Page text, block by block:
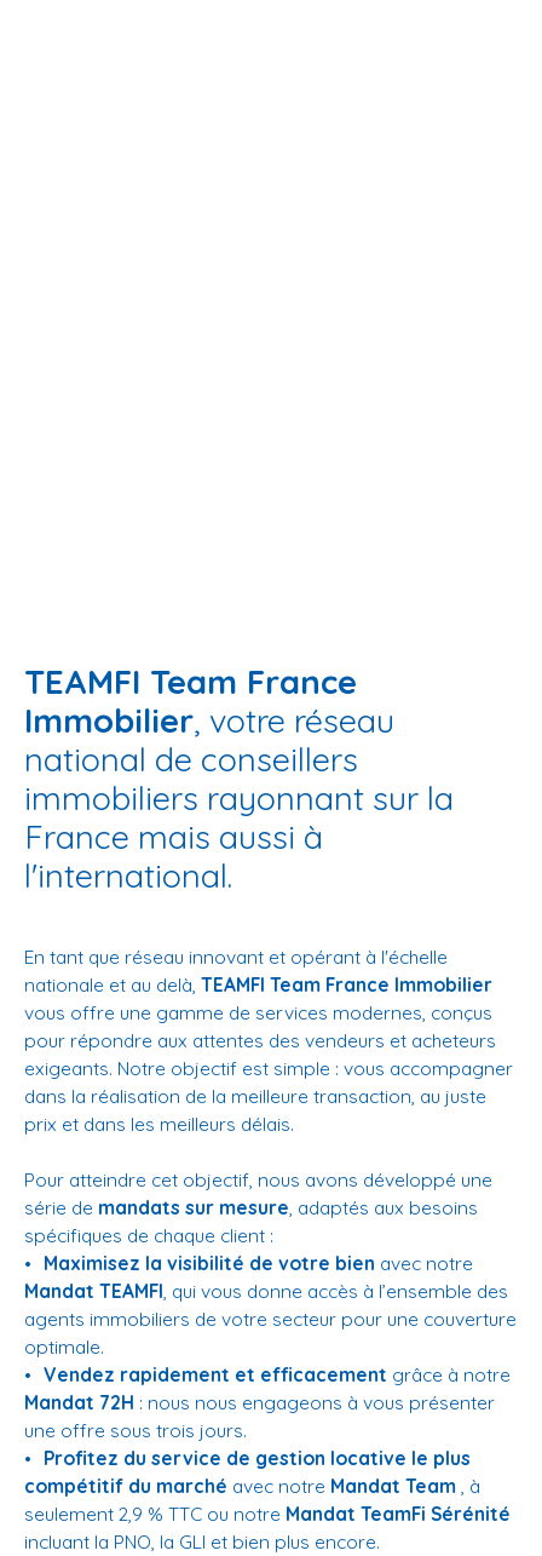
TEAMFI Team France
Immobilier, votre réseau
national de conseillers
immobiliers rayonnant sur la
France mais aussi à
l'international.
En tant que réseau innovant et opérant à l'échelle
nationale et au delà, TEAMFI Team France Immobilier
vous offre une gamme de services modernes, conçus
pour répondre aux attentes des vendeurs et acheteurs
exigeants. Notre objectif est simple : vous accompagner
dans la réalisation de la meilleure transaction, au juste
prix et dans les meilleurs délais.
Pour atteindre cet objectif, nous avons développé une
série de mandats sur mesure, adaptés aux besoins
spécifiques de chaque client :
Maximisez la visibilité de votre bien avec notre
Mandat TEAMFI, qui vous donne accès à l’ensemble des
agents immobiliers de votre secteur pour une couverture
optimale.
Vendez rapidement et efficacement grâce à notre
Mandat 72H : nous nous engageons à vous présenter
une offre sous trois jours.
Profitez du service de gestion locative le plus
compétitif du marché avec notre Mandat Team , à
seulement 2,9 % TTC ou notre Mandat TeamFi Sérénité
incluant la PNO, la GLI et bien plus encore.